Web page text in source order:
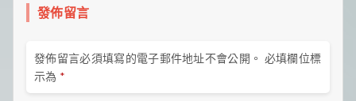
發佈留言
發佈留言必須填寫的電子郵件地址不會公開。 必填欄位標
示為 *